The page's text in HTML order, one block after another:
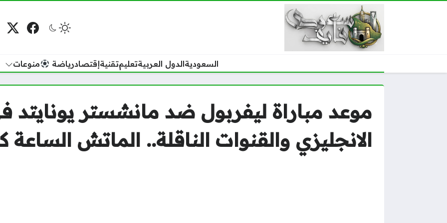
فيسبوك
السعوديةالدول العربيةتعليمتقنيةإقتصادرياضة منوعات
موعد مباراة ليفربول ضد مانشستر يونايتد
الانجليزي والقنوات الناقلة.. الماتش الساعة